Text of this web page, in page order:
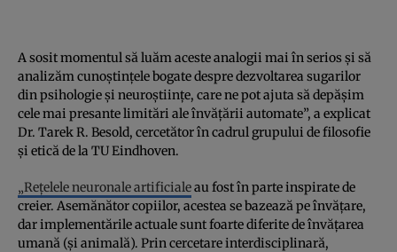
A sosit momentul să luăm aceste analogii mai în serios și să
analizăm cunoștințele bogate despre dezvoltarea sugarilor
din psihologie și neuroștiințe, care ne pot ajuta să depășim
cele mai presante limitări ale învățării automate”, a explicat
Dr. Tarek R. Besold, cercetător în cadrul grupului de filosofie
și etică de la TU Eindhoven.
„Rețelele neuronale artificialeau fost în parte inspirate de
creier. Asemănător copiilor, acestea se bazează pe învățare,
dar implementările actuale sunt foarte diferite de învățarea
umană (și animală). Prin cercetare interdisciplinară,